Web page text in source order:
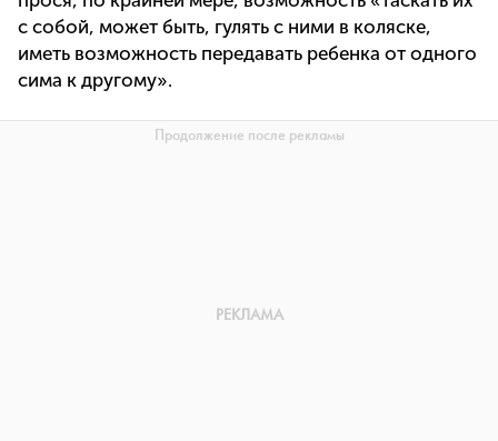
с собой, может быть, гулять с ними в коляске,
иметь возможность передавать ребенка от одного
сима к другому».